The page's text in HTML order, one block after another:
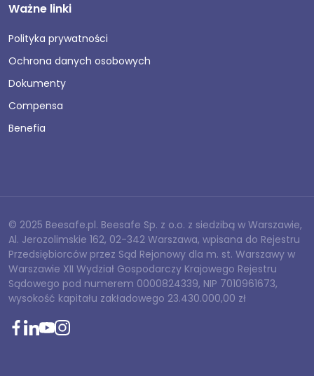
Ważne linki
Polityka prywatności
Ochrona danych osobowych
Dokumenty
Compensa
Benefia
© 2025 Beesafe.pl. Beesafe Sp. z o.o. z siedzibą w Warszawie,
Al. Jerozolimskie 162, 02-342 Warszawa, wpisana do Rejestru
Przedsiębiorców przez Sąd Rejonowy dla m. st. Warszawy w
Warszawie XII Wydział Gospodarczy Krajowego Rejestru
Sądowego pod numerem 0000824339, NIP 7010961673,
wysokość kapitału zakładowego 23.430.000,00 zł